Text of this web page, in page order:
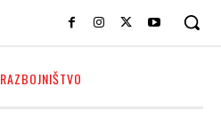
RAZBOJNIŠTVO